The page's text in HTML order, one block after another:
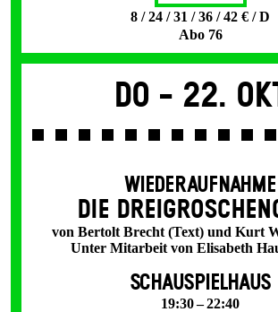
8 / 24 / 31 / 36 / 42 € / D
Abo 76
Do - 22.
WIEDERAUFNAHME
DIE
von Bertolt Brecht (Text) und Kurt
Unter Mitarbeit von Elisabeth
SCHAUSPIELHAUS
19:30 – 22:40